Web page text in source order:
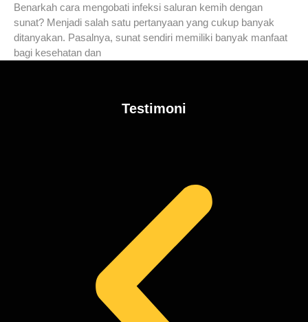
Benarkah cara mengobati infeksi saluran kemih dengan
sunat? Menjadi salah satu pertanyaan yang cukup banyak
ditanyakan. Pasalnya, sunat sendiri memiliki banyak manfaat
bagi kesehatan dan
Testimoni